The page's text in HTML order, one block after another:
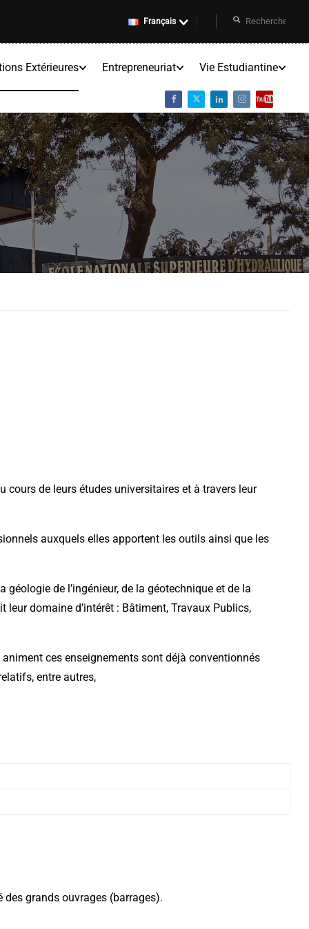
Français
Extérieures Entrepreneuriat Vie Estudiantine
de leurs études universitaires et à travers leur
auxquels elles apportent les outils ainsi que les
de l’ingénieur, de la géotechnique et de la
domaine d’intérêt : Bâtiment, Travaux Publics,
ces enseignements sont déjà conventionnés
entre autres,
grands ouvrages (barrages).